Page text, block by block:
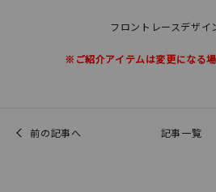
フロントレースデザイ
※ご紹介アイテムは変更になる場
前の記事へ 記事一覧